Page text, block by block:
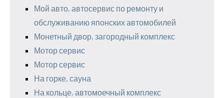
Мой авто, автосервис по ремонту и
обслуживанию японских автомобилей
Монетный двор, загородный комплекс
Мотор сервис
Мотор сервис
На горке, сауна
На кольце, автомоечный комплекс